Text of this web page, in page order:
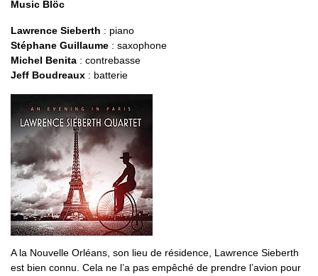
Music Blöc
Lawrence Sieberth : piano
Stéphane Guillaume : saxophone
Michel Benita : contrebasse
Jeff Boudreaux : batterie
A la Nouvelle Orléans, son lieu de résidence, Lawrence Sieberth
est bien connu. Cela ne l’a pas empêché de prendre l’avion pour